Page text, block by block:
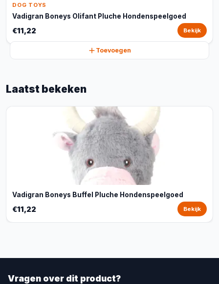
DOG TOYS
Vadigran Boneys Olifant Pluche Hondenspeelgoed
€11,22 Bekijk
Toevoegen
Laatst bekeken
Vadigran Boneys Buffel Pluche Hondenspeelgoed
€11,22 Bekijk
Vragen over dit product?